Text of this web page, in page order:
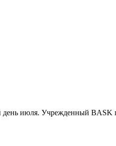
июля. Учрежденный BASK